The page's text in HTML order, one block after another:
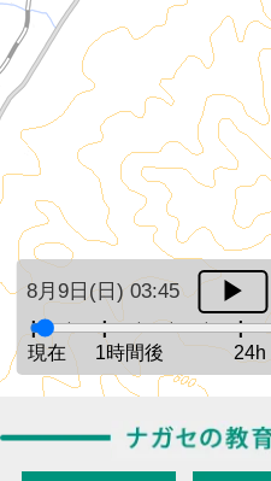
8月9日(日) 03:45
現在 1時間後 24h